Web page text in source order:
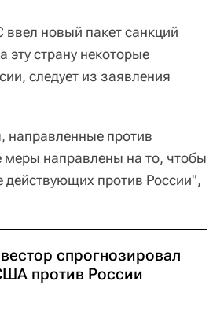
ввел новый пакет санкций
эту страну некоторые
следует из заявления
направленные против
меры направлены на то, чтобы
действующих против России",
спрогнозировал
против России